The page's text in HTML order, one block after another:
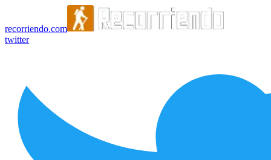
recorriendo.com
twitter